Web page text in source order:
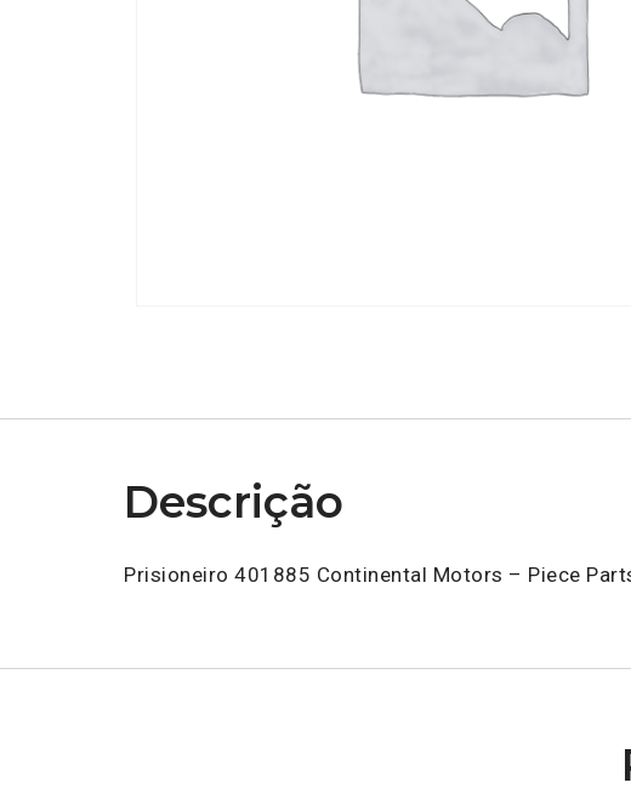
Descrição
Prisioneiro 401885 Continental Motors – Piece